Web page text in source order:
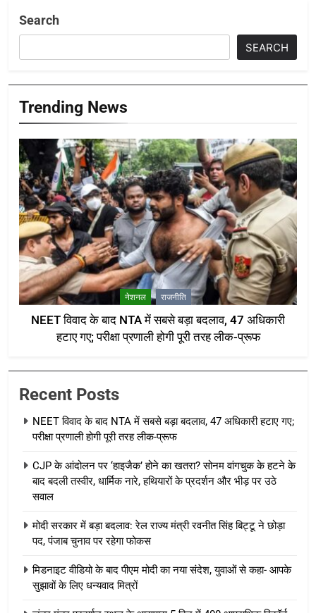
Search
SEARCH
Trending News
नेशनल राजनीति
NEET विवाद के बाद NTA में सबसे बड़ा बदलाव, 47 अधिकारी
हटाए गए; परीक्षा प्रणाली होगी पूरी तरह लीक-प्रूफ
Recent Posts
NEET विवाद के बाद NTA में सबसे बड़ा बदलाव, 47 अधिकारी हटाए गए;
परीक्षा प्रणाली होगी पूरी तरह लीक-प्रूफ
CJP के आंदोलन पर ‘हाइजैक’ होने का खतरा? सोनम वांगचुक के हटने के
बाद बदली तस्वीर, धार्मिक नारे, हथियारों के प्रदर्शन और भीड़ पर उठे
सवाल
मोदी सरकार में बड़ा बदलाव: रेल राज्य मंत्री रवनीत सिंह बिट्टू ने छोड़ा
पद, पंजाब चुनाव पर रहेगा फोकस
मिडनाइट वीडियो के बाद पीएम मोदी का नया संदेश, युवाओं से कहा- आपके
सुझावों के लिए धन्यवाद मित्रों